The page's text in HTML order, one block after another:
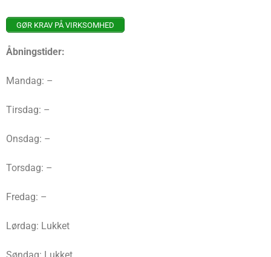
GØR KRAV PÅ VIRKSOMHED
Åbningstider:
Mandag: –
Tirsdag: –
Onsdag: –
Torsdag: –
Fredag: –
Lørdag: Lukket